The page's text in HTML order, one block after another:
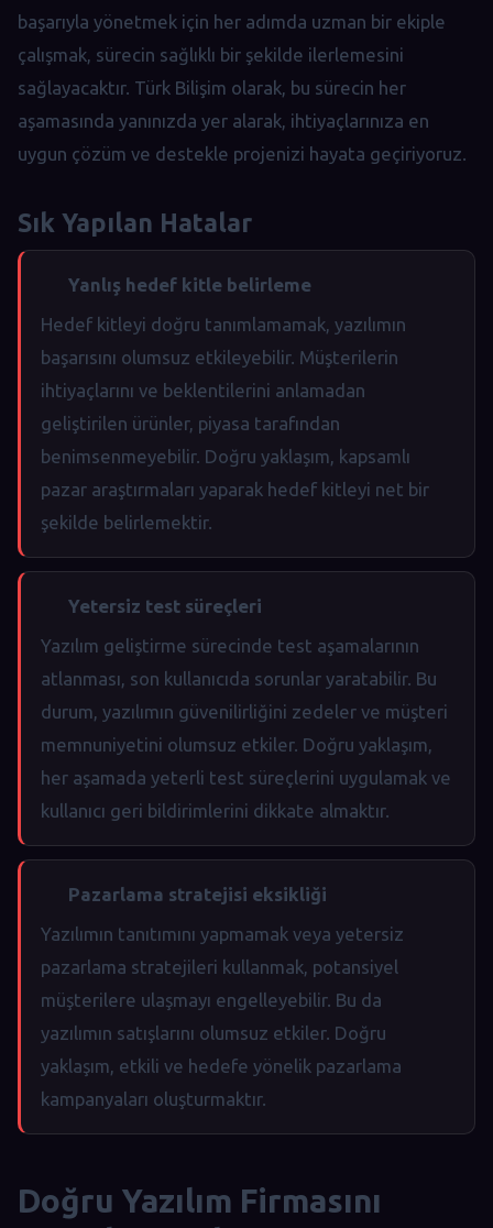
başarıyla yönetmek için her adımda uzman bir ekiple
çalışmak, sürecin sağlıklı bir şekilde ilerlemesini
sağlayacaktır. Türk Bilişim olarak, bu sürecin her
aşamasında yanınızda yer alarak, ihtiyaçlarınıza en
uygun çözüm ve destekle projenizi hayata geçiriyoruz.
Sık Yapılan Hatalar
Yanlış hedef kitle belirleme
Hedef kitleyi doğru tanımlamamak, yazılımın
başarısını olumsuz etkileyebilir. Müşterilerin
ihtiyaçlarını ve beklentilerini anlamadan
geliştirilen ürünler, piyasa tarafından
benimsenmeyebilir. Doğru yaklaşım, kapsamlı
pazar araştırmaları yaparak hedef kitleyi net bir
şekilde belirlemektir.
Yetersiz test süreçleri
Yazılım geliştirme sürecinde test aşamalarının
atlanması, son kullanıcıda sorunlar yaratabilir. Bu
durum, yazılımın güvenilirliğini zedeler ve müşteri
memnuniyetini olumsuz etkiler. Doğru yaklaşım,
her aşamada yeterli test süreçlerini uygulamak ve
kullanıcı geri bildirimlerini dikkate almaktır.
Pazarlama stratejisi eksikliği
Yazılımın tanıtımını yapmamak veya yetersiz
pazarlama stratejileri kullanmak, potansiyel
müşterilere ulaşmayı engelleyebilir. Bu da
yazılımın satışlarını olumsuz etkiler. Doğru
yaklaşım, etkili ve hedefe yönelik pazarlama
kampanyaları oluşturmaktır.
Doğru Yazılım Firmasını